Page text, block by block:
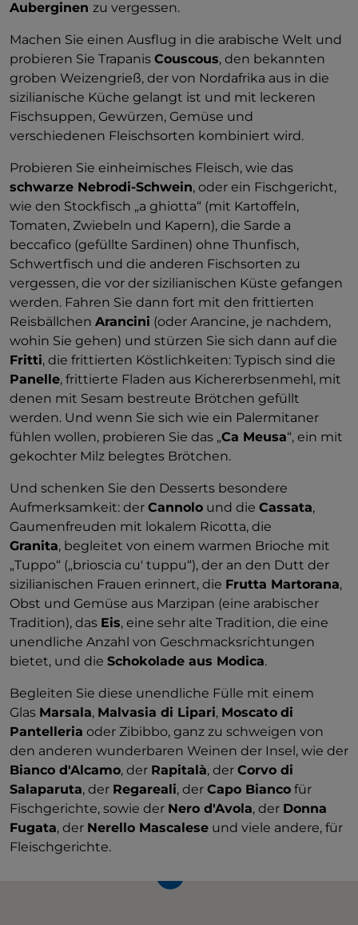
Auberginen zu vergessen.
Machen Sie einen Ausflug in die arabische Welt und
probieren Sie Trapanis Couscous, den bekannten
groben Weizengrieß, der von Nordafrika aus in die
sizilianische Küche gelangt ist und mit leckeren
Fischsuppen, Gewürzen, Gemüse und
verschiedenen Fleischsorten kombiniert wird.
Probieren Sie einheimisches Fleisch, wie das
schwarze Nebrodi-Schwein, oder ein Fischgericht,
wie den Stockfisch „a ghiotta“ (mit Kartoffeln,
Tomaten, Zwiebeln und Kapern), die Sarde a
beccafico (gefüllte Sardinen) ohne Thunfisch,
Schwertfisch und die anderen Fischsorten zu
vergessen, die vor der sizilianischen Küste gefangen
werden. Fahren Sie dann fort mit den frittierten
Reisbällchen Arancini (oder Arancine, je nachdem,
wohin Sie gehen) und stürzen Sie sich dann auf die
Fritti, die frittierten Köstlichkeiten: Typisch sind die
Panelle, frittierte Fladen aus Kichererbsenmehl, mit
denen mit Sesam bestreute Brötchen gefüllt
werden. Und wenn Sie sich wie ein Palermitaner
fühlen wollen, probieren Sie das „Ca Meusa“, ein mit
gekochter Milz belegtes Brötchen.
Und schenken Sie den Desserts besondere
Aufmerksamkeit: der Cannolo und die Cassata,
Gaumenfreuden mit lokalem Ricotta, die
Granita, begleitet von einem warmen Brioche mit
„Tuppo“ („brioscia cu' tuppu“), der an den Dutt der
sizilianischen Frauen erinnert, die Frutta Martorana,
Obst und Gemüse aus Marzipan (eine arabischer
Tradition), das Eis, eine sehr alte Tradition, die eine
unendliche Anzahl von Geschmacksrichtungen
bietet, und die Schokolade aus Modica.
Begleiten Sie diese unendliche Fülle mit einem
Glas Marsala, Malvasia di Lipari, Moscato di
Pantelleria oder Zibibbo, ganz zu schweigen von
den anderen wunderbaren Weinen der Insel, wie der
Bianco d'Alcamo, der Rapitalà, der Corvo di
Salaparuta, der Regareali, der Capo Bianco für
Fischgerichte, sowie der Nero d'Avola, der Donna
Fugata, der Nerello Mascalese und viele andere, für
Fleischgerichte.